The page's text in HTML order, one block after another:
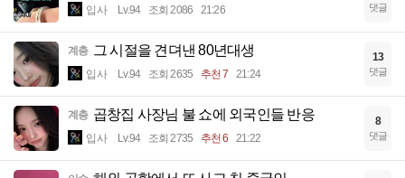
입사 Lv.94 조회 2086 21:26 댓글
계층 그 시절을 견뎌낸 80년대생
입사 Lv.94 조회 2635 추천 7 21:24
13
댓글
계층 곱창집 사장님 불 쇼에 외국인들 반응
입사 Lv.94 조회 2735 추천 6 21:22
8
댓글